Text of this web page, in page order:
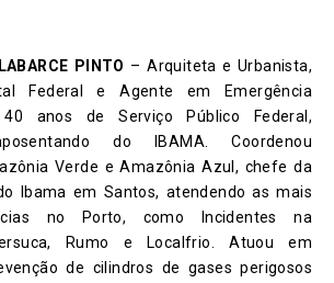
PINTO – Arquiteta e Urbanista,
Federal e Agente em Emergência
anos de Serviço Público Federal,
do IBAMA. Coordenou
Verde e Amazônia Azul, chefe da
Ibama em Santos, atendendo as mais
no Porto, como Incidentes na
Rumo e Localfrio. Atuou em
de cilindros de gases perigosos